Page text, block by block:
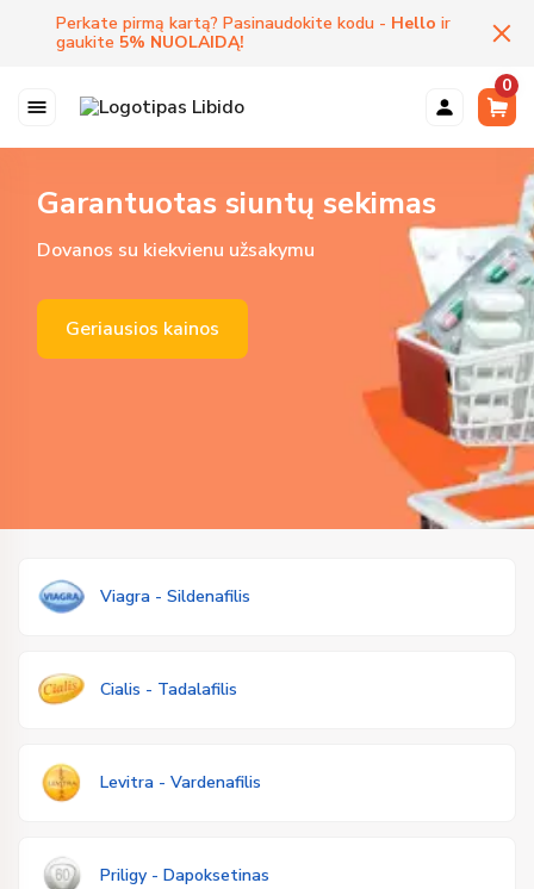
Perkate pirmą kartą? Pasinaudokite kodu - Hello ir
gaukite 5% NUOLAIDĄ!
0
Garantuotas siuntų sekimas
Dovanos su kiekvienu užsakymu
Geriausios kainos
Viagra - Sildenafilis
Cialis - Tadalafilis
Levitra - Vardenafilis
Priligy - Dapoksetinas